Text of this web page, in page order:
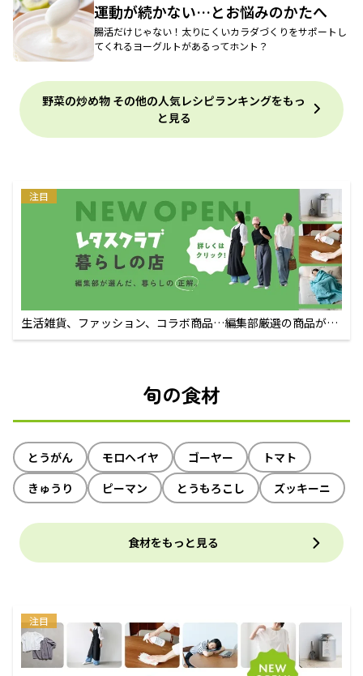
運動が続かない…とお悩みのかたへ
腸活だけじゃない！太りにくいカラダづくりをサポートし
てくれるヨーグルトがあるってホント？
野菜の炒め物 その他の人気レシピランキングをもっ
と見る
注目
生活雑貨、ファッション、コラボ商品…編集部厳選の商品が買
えるECサイト
旬の食材
とうがん モロヘイヤ ゴーヤー
トマト
きゅうり
ピーマン とうもろこし ズッキーニ
食材をもっと見る
注目